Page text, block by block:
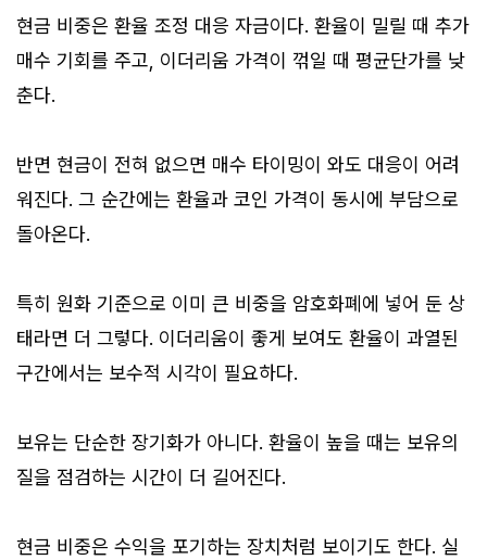
현금 비중은 환율 조정 대응 자금이다. 환율이 밀릴 때 추가
매수 기회를 주고, 이더리움 가격이 꺾일 때 평균단가를 낮
춘다.
반면 현금이 전혀 없으면 매수 타이밍이 와도 대응이 어려
워진다. 그 순간에는 환율과 코인 가격이 동시에 부담으로
돌아온다.
특히 원화 기준으로 이미 큰 비중을 암호화폐에 넣어 둔 상
태라면 더 그렇다. 이더리움이 좋게 보여도 환율이 과열된
구간에서는 보수적 시각이 필요하다.
보유는 단순한 장기화가 아니다. 환율이 높을 때는 보유의
질을 점검하는 시간이 더 길어진다.
현금 비중은 수익을 포기하는 장치처럼 보이기도 한다. 실